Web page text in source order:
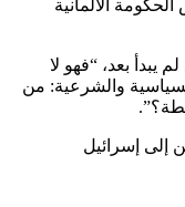
الألمانية
بعد، “فهو لا
والشرعية: من